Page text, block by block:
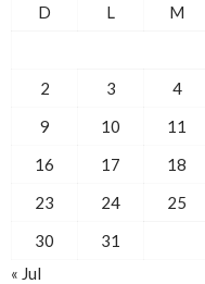
D L M
2
3 4
9
10 11
16
17 18
23
24 25
30
31
« Jul